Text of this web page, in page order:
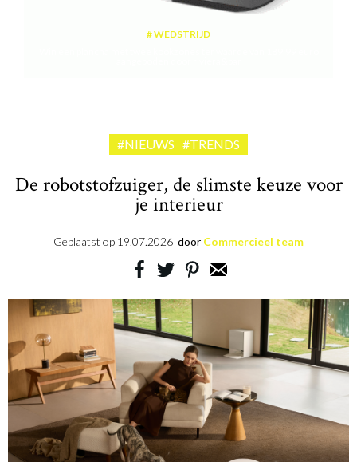
WEDSTRIJD
#NIEUWS #TRENDS
De robotstofzuiger, de slimste keuze voor
je interieur
Geplaatst op 19.07.2026 door Commercieel team